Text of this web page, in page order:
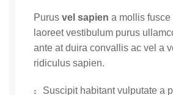
Purus vel sapien a mollis fusce
laoreet vestibulum purus
ante at duira convallis ac vel a
ridiculus sapien.
Suscipit habitant vulputate a